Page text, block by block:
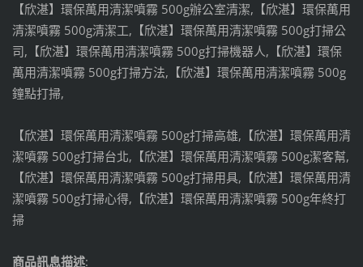
【欣湛】環保萬用清潔噴霧 500g辦公室清潔,【欣湛】環保萬用
清潔噴霧 500g清潔工,【欣湛】環保萬用清潔噴霧 500g打掃公
司,【欣湛】環保萬用清潔噴霧 500g打掃機器人,【欣湛】環保
萬用清潔噴霧 500g打掃方法,【欣湛】環保萬用清潔噴霧 500g
鐘點打掃,
【欣湛】環保萬用清潔噴霧 500g打掃高雄,【欣湛】環保萬用清
潔噴霧 500g打掃台北,【欣湛】環保萬用清潔噴霧 500g潔客幫,
【欣湛】環保萬用清潔噴霧 500g打掃用具,【欣湛】環保萬用清
潔噴霧 500g打掃心得,【欣湛】環保萬用清潔噴霧 500g年終打
掃
商品訊息描述: